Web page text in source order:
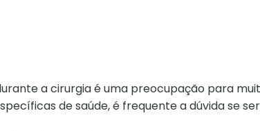
a cirurgia é uma preocupação para
de saúde, é frequente a dúvida se